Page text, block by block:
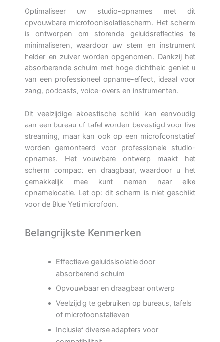
Optimaliseer uw studio-opnames met dit
opvouwbare microfoonisolatiescherm. Het scherm
is ontworpen om storende geluidsreflecties te
minimaliseren, waardoor uw stem en instrument
helder en zuiver worden opgenomen. Dankzij het
absorberende schuim met hoge dichtheid geniet u
van een professioneel opname-effect, ideaal voor
zang, podcasts, voice-overs en instrumenten.
Dit veelzijdige akoestische schild kan eenvoudig
aan een bureau of tafel worden bevestigd voor live
streaming, maar kan ook op een microfoonstatief
worden gemonteerd voor professionele studio-
opnames. Het vouwbare ontwerp maakt het
scherm compact en draagbaar, waardoor u het
gemakkelijk mee kunt nemen naar elke
opnamelocatie. Let op: dit scherm is niet geschikt
voor de Blue Yeti microfoon.
Belangrijkste Kenmerken
Effectieve geluidsisolatie door
absorberend schuim
Opvouwbaar en draagbaar ontwerp
Veelzijdig te gebruiken op bureaus, tafels
of microfoonstatieven
Inclusief diverse adapters voor